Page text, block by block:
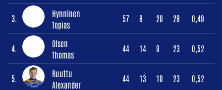
3.
Hynninen
Topias
57 8 20 28 0,49
4.
Olsen
Thomas
44 14 9 23 0,52
5.
Ruuttu
Alexander
44 13 10 23 0,52